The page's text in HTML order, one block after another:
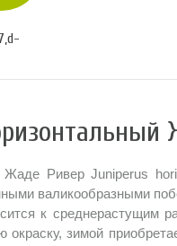
Жаде Ривер Juniperus
валикообразными
к среднерастущим
окраску, зимой